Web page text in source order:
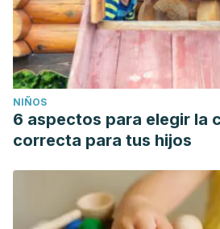
NIÑOS
6 aspectos para elegir la
correcta para tus hijos